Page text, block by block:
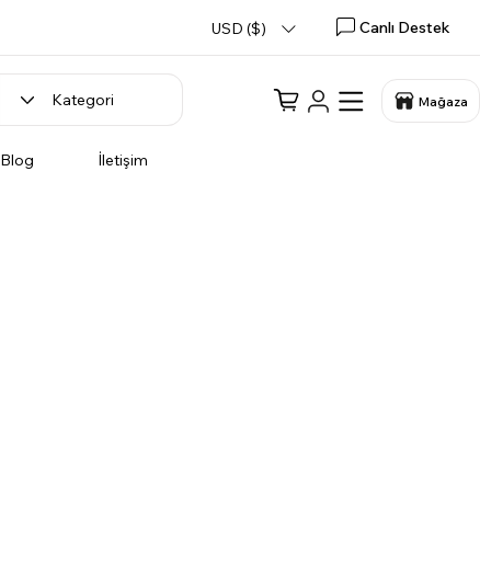
USD ($) Canlı Destek
Mağaza
Blog İletişim